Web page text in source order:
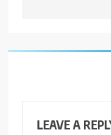
LEAVE A